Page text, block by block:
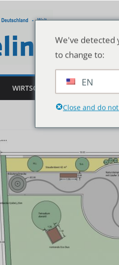
WIRTSCHAFT
We've detected
to change to:
EN
Close and do